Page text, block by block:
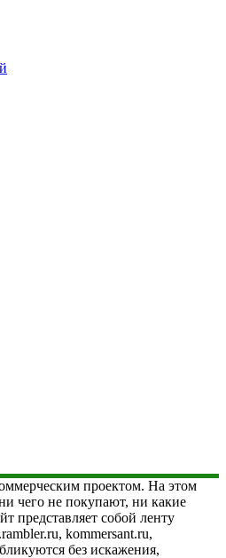
проектом. На этом
чего не покупают, ни какие
представляет собой ленту
kommersant.ru,
без искажения,